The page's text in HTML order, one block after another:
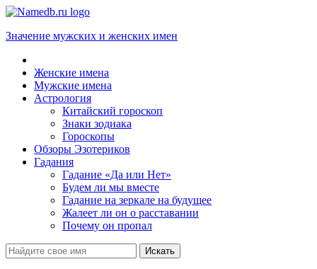
Значение мужских и женских имен
Женские имена
Мужские имена
Астрология
Китайский гороскоп
Знаки зодиака
Гороскопы
Обзоры Эзотериков
Гадания
Гадание «Да или Нет»
Будем ли мы вместе
Гадание на зеркале на будущее
Жалеет ли он о расставании
Почему он пропал